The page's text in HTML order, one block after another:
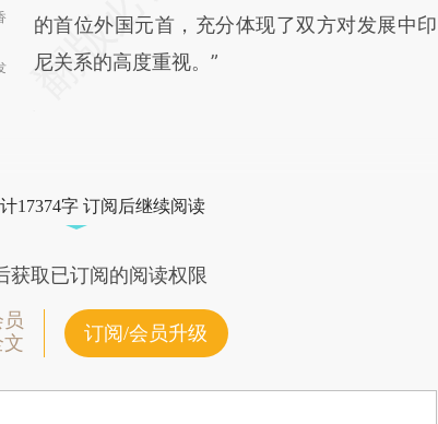
的首位外国元首，充分体现了双方对发展中印
尼关系的高度重视。”
17374字 订阅后继续阅读
获取已订阅的阅读权限
订阅/会员升级